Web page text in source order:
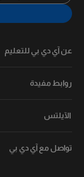
عن آي دي بي للتعليم
روابط مفيدة
الآيلتس
تواصل مع آي دي بي